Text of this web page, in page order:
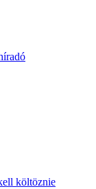
költöznie